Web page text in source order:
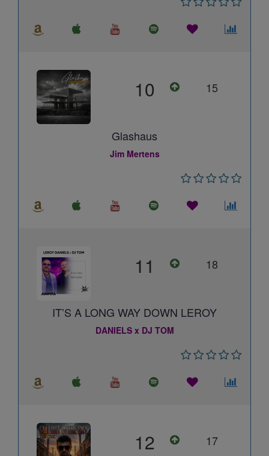
10 15
Glashaus
Jim Mertens
11 18
IT’S A LONG WAY DOWN LEROY
DANIELS x DJ TOM
12 17